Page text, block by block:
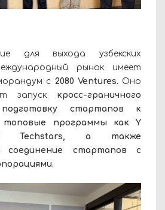
для выхода узбекских
рынок имеет
с 2080 Ventures. Оно
запуск кросс-граничного
подготовку стартапов к
топовые программы как Y
Techstars, а также
соединение стартапов с